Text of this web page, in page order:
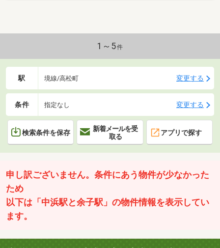
1～5件
駅 境線/高松町 変更する
条件 指定なし 変更する
検索条件を保存
新着メールを受
取る
アプリで探す
申し訳ございません。条件にあう物件が少なかった
ため
以下は「中浜駅と余子駅」の物件情報を表示してい
ます。